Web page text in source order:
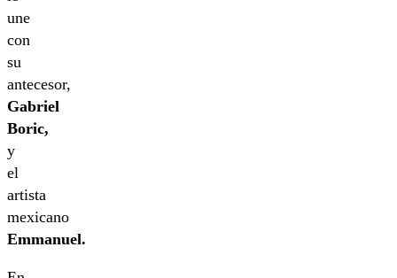
une
con
su
antecesor,
Gabriel
Boric,
y
el
artista
mexicano
Emmanuel.